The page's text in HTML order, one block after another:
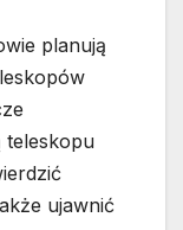
planują
teleskopu
ujawnić